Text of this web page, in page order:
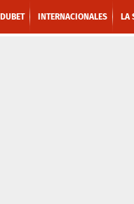
INTERNACIONALES LA